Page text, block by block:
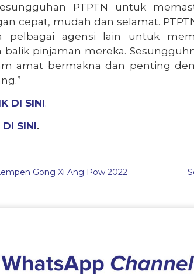
PTPTN untuk
cepat, mudah dan selamat.
pelbagai agensi lain untuk
balik pinjaman mereka.
amat bermakna dan penting
DI SINI.
DI SINI.
Gong Xi Ang Pow 2022